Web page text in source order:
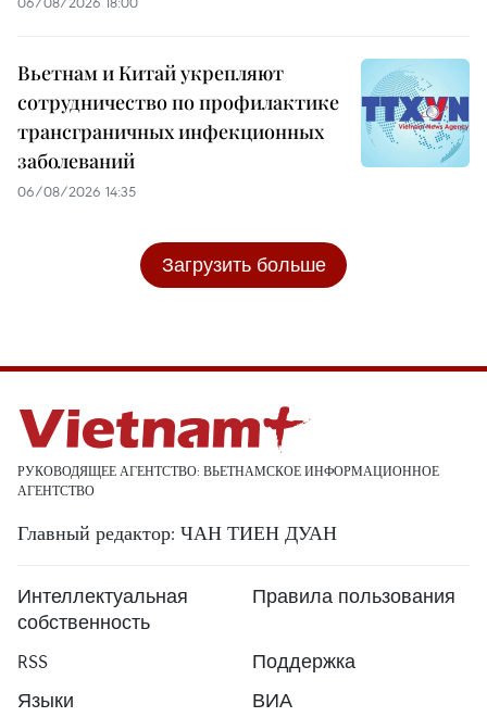
Вьетнам и Китай укрепляют
сотрудничество по профилактике
трансграничных инфекционных
заболеваний
06/08/2026 14:35
Загрузить больше
РУКОВОДЯЩЕЕ АГЕНТСТВО: ВЬЕТНАМСКОЕ ИНФОРМАЦИОННОЕ
АГЕНТСТВО
Главный редактор: ЧАН ТИЕН ДУАН
Интеллектуальная
собственность
Правила пользования
RSS
Поддержка
Языки
ВИА